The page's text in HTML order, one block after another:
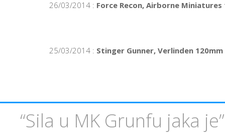
26/03/2014 : Force Recon, Airborne Miniatures
25/03/2014 : Stinger Gunner, Verlinden 120mm
“Sila u MK Grunfu jaka